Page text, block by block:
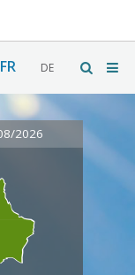
FR DE
2026